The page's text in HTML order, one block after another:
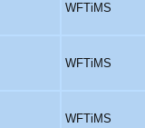
WFTiMS
WFTiMS
WFTiMS